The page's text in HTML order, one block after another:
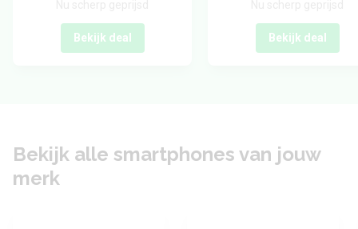
Bekijk deal Bekijk deal
Bekijk alle smartphones van jouw
merk